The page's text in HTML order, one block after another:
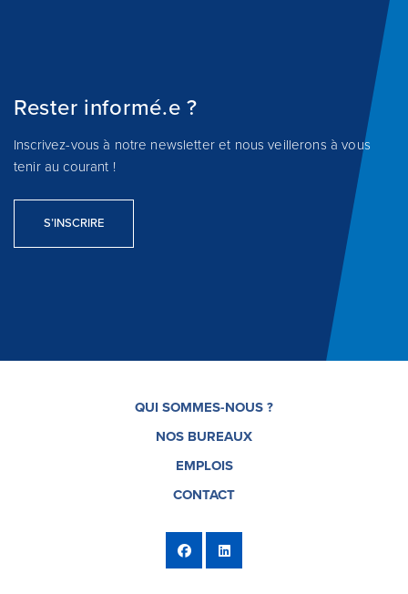
Rester informé.e ?
Inscrivez-vous à notre newsletter et nous veillerons à vous
tenir au courant !
S’INSCRIRE
QUI SOMMES-NOUS ?
NOS BUREAUX
EMPLOIS
CONTACT